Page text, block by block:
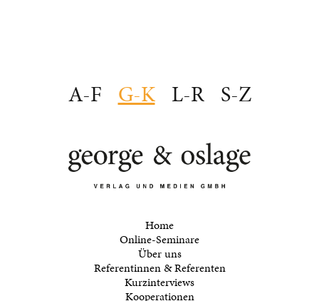
A-F G-K L-R S-Z
Home
Online-Seminare
Über uns
Referentinnen & Referenten
Kurzinterviews
Kooperationen